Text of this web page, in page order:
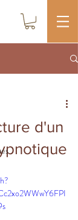
d'un